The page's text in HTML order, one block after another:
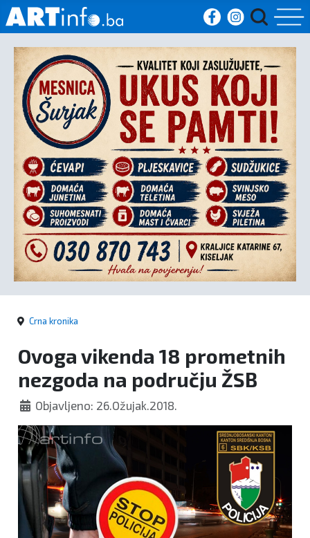
Početna
Vijesti
Sport
Kultura
Crna
kronika
Politika
Crna kronika
Ovoga vikenda 18 prometnih
nezgoda na području ŽSB
Objavljeno: 26.Ožujak.2018.